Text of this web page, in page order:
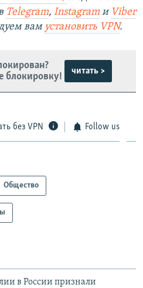
Telegram, Instagram и Viber
вам установить VPN.
блокировку!
читать >
без VPN Follow us
Общество
в России признали